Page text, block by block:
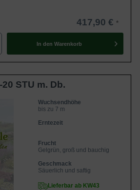
417,90 €
In den Warenkorb
STU m. Db.
Wuchsendhöhe
bis zu 7 m
Erntezeit
Frucht
Gelgrün, groß und bauchig
Geschmack
Säuerlich und saftig
Lieferbar ab KW43